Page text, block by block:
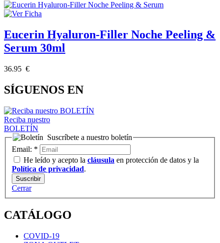
Eucerin Hyaluron-Filler Noche Peeling &
Serum 30ml
36.95 €
SÍGUENOS EN
Reciba nuestro
BOLETÍN
Suscríbete a nuestro boletín
Email: *
He leído y acepto la cláusula en protección de datos y la
Política de privacidad.
Cerrar
CATÁLOGO
COVID-19